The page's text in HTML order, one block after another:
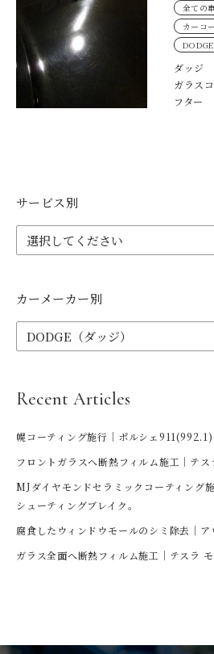
全ての
カーコ
DODGE
ダッジ
ガラス
フター
サービス別
カーメーカー別
Recent Articles
幌コーティング施行｜ポルシェ911(992.1)
フロントガラスへ断熱フィルム施工｜テス
MJダイヤモンドセラミックコーティング
シューティングブレイク。
腐食したウィンドウモールのシミ除去｜ア
ガラス全面へ断熱フィルム施工｜テスラ